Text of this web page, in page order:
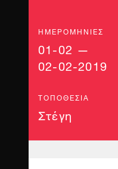
ΗΜΕΡΟΜΗΝΊΕΣ
01-02 —
02-02-2019
ΤΟΠΟΘΕΣΊΑ
Στέγη